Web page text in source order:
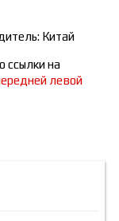
Китай
ссылки на
левой